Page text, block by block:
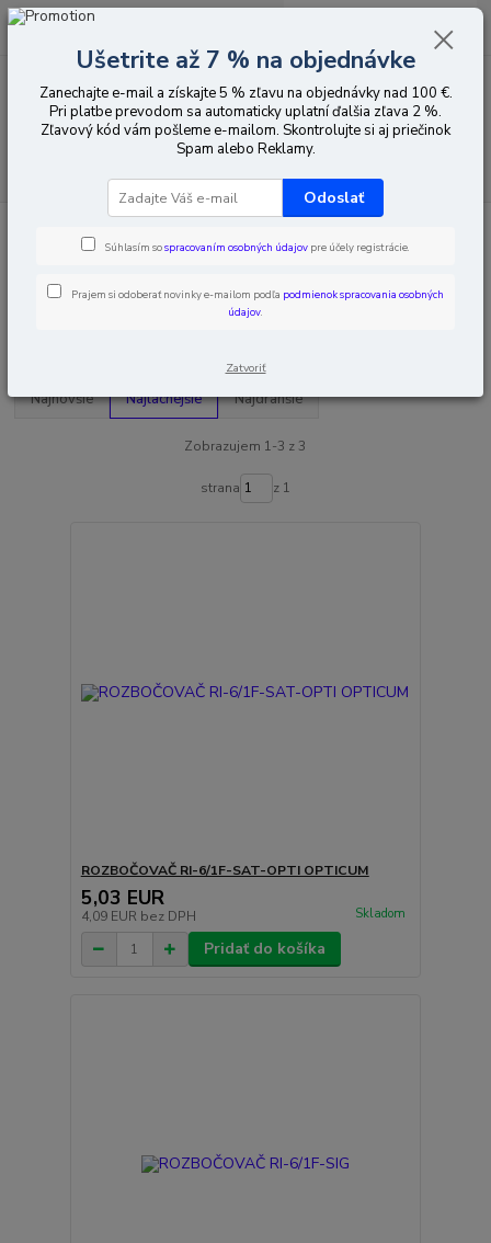
Menu
0,00 EUR
6-cestné rozdeľovače
Najnovšie Najlacnejšie Najdrahšie
Zobrazujem 1-3 z 3
strana z 1
ROZBOČOVAČ RI-6/1F-SAT-OPTI OPTICUM
5,03 EUR
4,09 EUR bez DPH Skladom
Pridať do košíka
Ušetrite až 7 % na objednávke
Zanechajte e-mail a získajte 5 % zľavu na objednávky nad 100 €.
Pri platbe prevodom sa automaticky uplatní ďalšia zľava 2 %.
Zľavový kód vám pošleme e-mailom. Skontrolujte si aj priečinok
Spam alebo Reklamy.
Odoslať
Súhlasím sospracovaním osobných údajov pre účely registrácie.
Prajem si odoberať novinky e-mailom podľa podmienok spracovania osobných
údajov.
Zatvoriť